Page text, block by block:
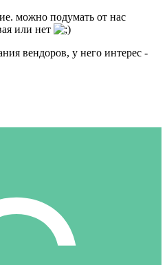
можно подумать от нас
или нет
вендоров, у него интерес -